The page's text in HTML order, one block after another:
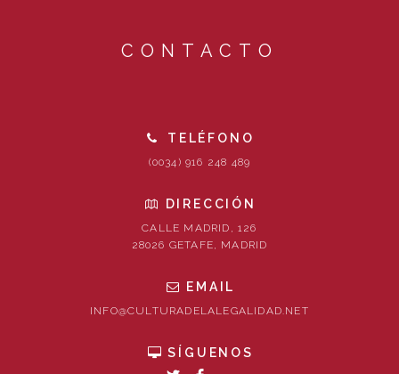
CONTACTO
TELÉFONO
(0034) 916 248 489
DIRECCIÓN
CALLE MADRID, 126
28026 GETAFE, MADRID
EMAIL
INFO@CULTURADELALEGALIDAD.NET
SÍGUENOS